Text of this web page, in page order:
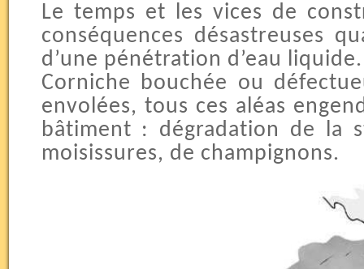
Le temps et les vices de
conséquences désastreuses
d’une pénétration d’eau liquide.
Corniche bouchée ou
envolées, tous ces aléas
bâtiment : dégradation de la
moisissures, de champignons.